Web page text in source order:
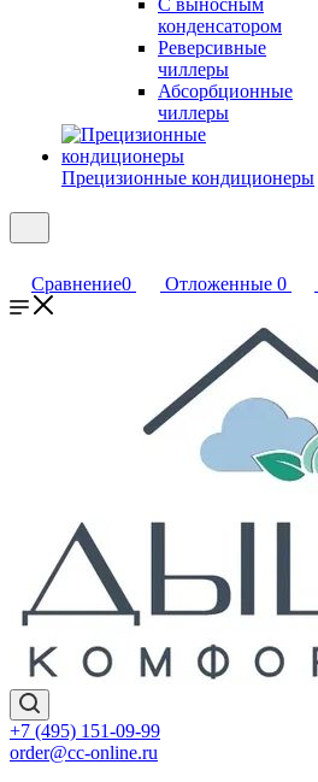
С выносным
конденсатором
Реверсивные
чиллеры
Абсорбционные
чиллеры
Прецизионные кондиционеры
Сравнение0 Отложенные 0
+7 (495) 151-09-99
order@cc-online.ru